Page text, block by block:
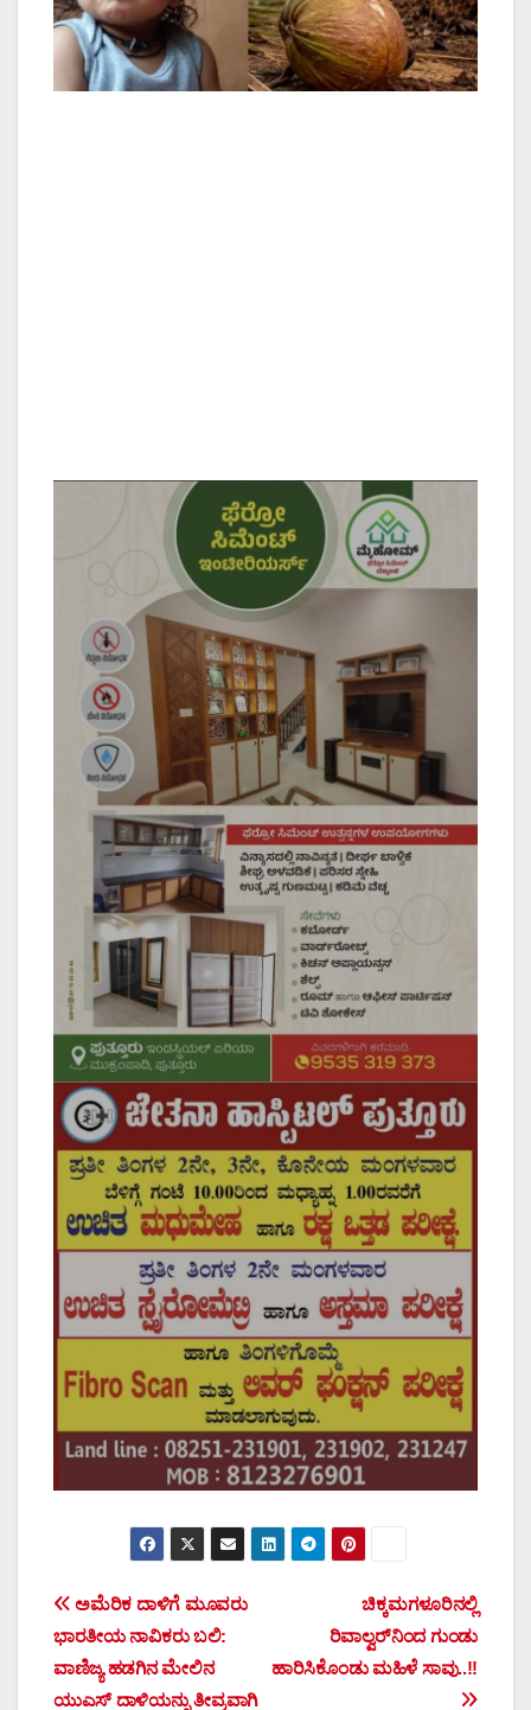
Post
navigation
ಚಿಕ್ಕಮಗಳೂರಿನಲ್ಲಿ
ರಿವಾಲ್ವರ್‌ನಿಂದ ಗುಂಡು
ಹಾರಿಸಿಕೊಂಡು ಮಹಿಳೆ ಸಾವು..!!
ಅಮೆರಿಕ ದಾಳಿಗೆ ಮೂವರು
ಭಾರತೀಯ ನಾವಿಕರು ಬಲಿ:
ವಾಣಿಜ್ಯ ಹಡಗಿನ ಮೇಲಿನ
ಯುಎಸ್ ದಾಳಿಯನ್ನು ತೀವ್ರವಾಗಿ